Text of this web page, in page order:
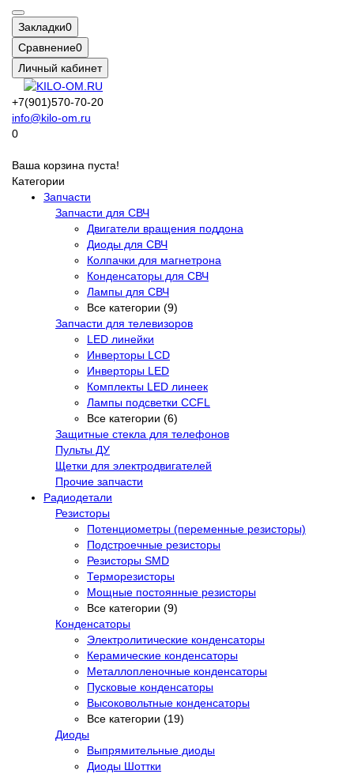
Закладки0
Сравнение0
Личный кабинет
+7(901)570-70-20
info@kilo-om.ru
0
Ваша корзина пуста!
Категории
Запчасти
Запчасти для СВЧ
Двигатели вращения поддона
Диоды для СВЧ
Колпачки для магнетрона
Конденсаторы для СВЧ
Лампы для СВЧ
Все категории (9)
Запчасти для телевизоров
LED линейки
Инверторы LCD
Инверторы LED
Комплекты LED линеек
Лампы подсветки CCFL
Все категории (6)
Защитные стекла для телефонов
Пульты ДУ
Щетки для электродвигателей
Прочие запчасти
Радиодетали
Резисторы
Потенциометры (переменные резисторы)
Подстроечные резисторы
Резисторы SMD
Терморезисторы
Мощные постоянные резисторы
Все категории (9)
Конденсаторы
Электролитические конденсаторы
Керамические конденсаторы
Металлопленочные конденсаторы
Пусковые конденсаторы
Высоковольтные конденсаторы
Все категории (19)
Диоды
Выпрямительные диоды
Диоды Шоттки